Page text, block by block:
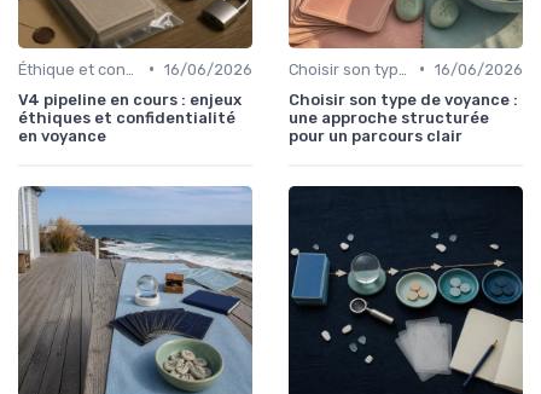
• 16/06/2026
V4 pipeline en cours : enjeux
éthiques et confidentialité
en voyance
• 16/06/2026
Choisir son type de voyance :
une approche structurée
pour un parcours clair